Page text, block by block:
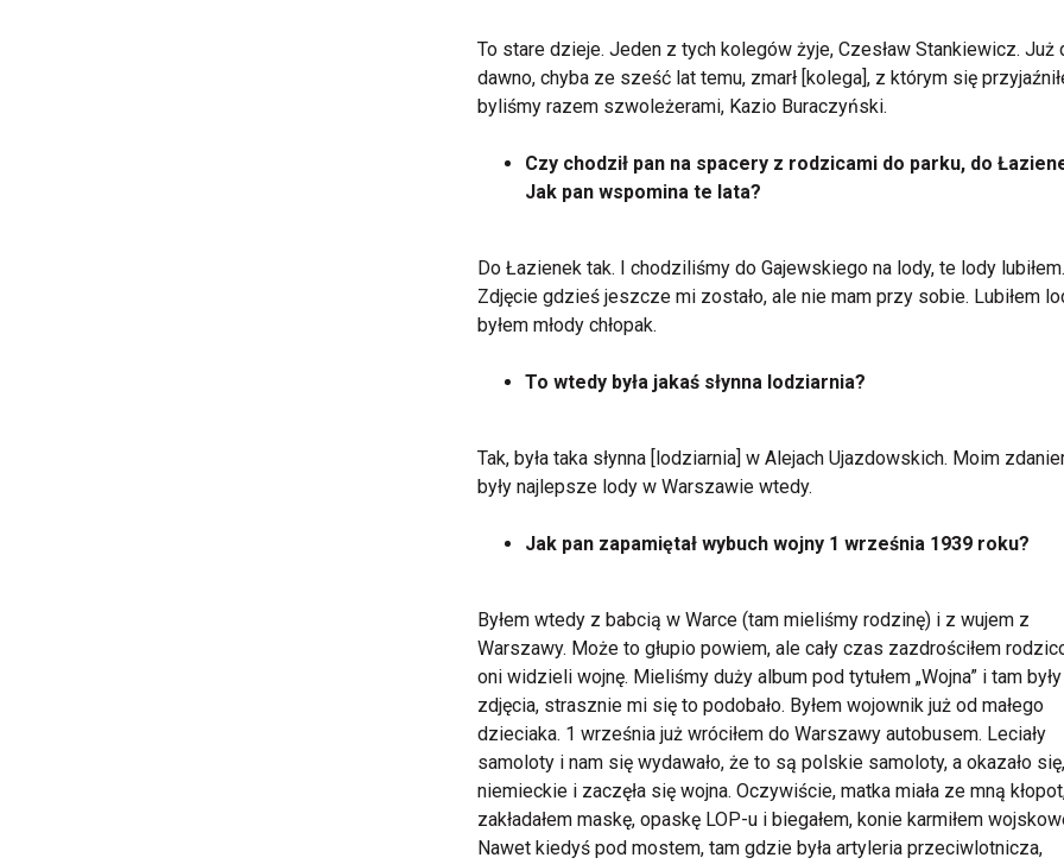
To stare dzieje. Jeden z tych kolegów żyje, Czesław Stankiewicz. Już
dawno, chyba ze sześć lat temu, zmarł [kolega], z którym się
byliśmy razem szwoleżerami, Kazio Buraczyński.
Czy chodził pan na spacery z rodzicami do parku, do
Jak pan wspomina te lata?
Do Łazienek tak. I chodziliśmy do Gajewskiego na lody, te lody lubiłem.
Zdjęcie gdzieś jeszcze mi zostało, ale nie mam przy sobie. Lubiłem
byłem młody chłopak.
To wtedy była jakaś słynna lodziarnia?
Tak, była taka słynna [lodziarnia] w Alejach Ujazdowskich. Moim
były najlepsze lody w Warszawie wtedy.
Jak pan zapamiętał wybuch wojny 1 września 1939 roku?
Byłem wtedy z babcią w Warce (tam mieliśmy rodzinę) i z wujem z
Warszawy. Może to głupio powiem, ale cały czas zazdrościłem
oni widzieli wojnę. Mieliśmy duży album pod tytułem „Wojna” i tam były
zdjęcia, strasznie mi się to podobało. Byłem wojownik już od małego
dzieciaka. 1 września już wróciłem do Warszawy autobusem. Leciały
samoloty i nam się wydawało, że to są polskie samoloty, a okazało
niemieckie i zaczęła się wojna. Oczywiście, matka miała ze mną
zakładałem maskę, opaskę LOP-u i biegałem, konie karmiłem
Nawet kiedyś pod mostem, tam gdzie była artyleria przeciwlotnicza,